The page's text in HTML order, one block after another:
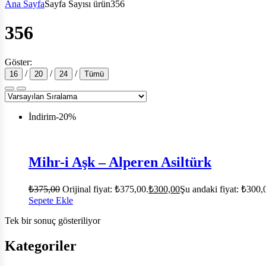
Ana SayfaSayfa Sayısı ürün356
356
Göster:
16 / 20 / 24 / Tümü
İndirim-20%
Mihr-i Aşk – Alperen Asiltürk
₺375,00 Orijinal fiyat: ₺375,00.₺300,00Şu andaki fiyat:
Sepete Ekle
Tek bir sonuç gösteriliyor
Kategoriler